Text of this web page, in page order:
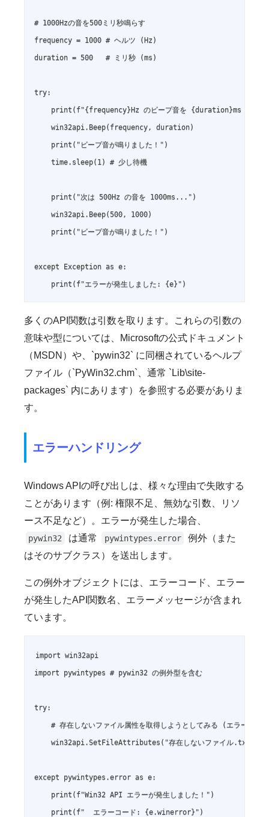
# 1000Hzの音を500ミリ秒鳴らす
frequency = 1000 # ヘルツ (Hz)
duration = 500   # ミリ秒 (ms)
try:
print(f"{frequency}Hz のビープ音を {duration}ms 鳴らし
    win32api.Beep(frequency, duration)
    print("ビープ音が鳴りました！")
    time.sleep(1) # 少し待機
    print("次は 500Hz の音を 1000ms...")
    win32api.Beep(500, 1000)
    print("ビープ音が鳴りました！")
except Exception as e:
多くのAPI関数は引数を取ります。これらの引数の
意味や型については、Microsoftの公式ドキュメント
（MSDN）や、`pywin32` に同梱されているヘルプ
ファイル（`PyWin32.chm`、通常 `Lib\site-
packages` 内にあります）を参照する必要がありま
す。
エラーハンドリング
Windows APIの呼び出しは、様々な理由で失敗する
ことがあります（例: 権限不足、無効な引数、リソ
ース不足など）。エラーが発生した場合、
pywin32 は通常 pywintypes.error
例外（また
はそのサブクラス）を送出します。
この例外オブジェクトには、エラーコード、エラー
が発生したAPI関数名、エラーメッセージが含まれ
ています。
import win32api
import pywintypes # pywin32 の例外型を含む
try:
# 存在しないファイル属性を取得しようとしてみる (エラーを意
win32api.SetFileAttributes("存在しないファイル.txt",
except pywintypes.error as e:
    print(f"Win32 API エラーが発生しました！")
    print(f"  エラーコード: {e.winerror}")